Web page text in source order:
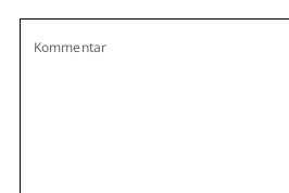
Kommentar